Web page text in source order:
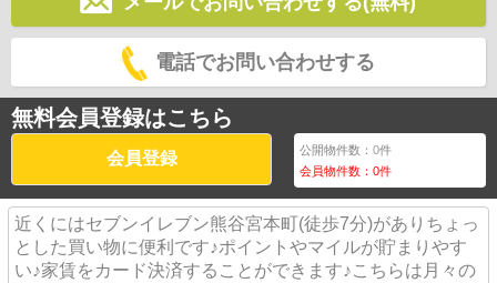
電話でお問い合わせする
無料会員登録はこちら
会員登録 公開物件数：0件
会員物件数：0件
近くにはセブンイレブン熊谷宮本町(徒歩7分)がありちょっ
とした買い物に便利です♪ポイントやマイルが貯まりやす
い♪家賃をカード決済することができます♪こちらは月々の